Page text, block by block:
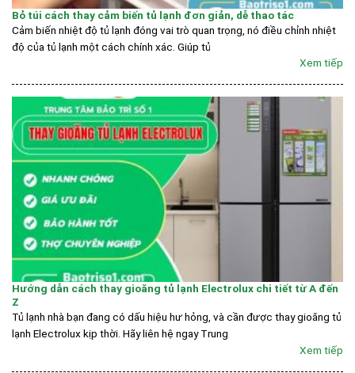
Bỏ túi cách thay cảm biến tủ lạnh đơn giản, dễ thao tác
Cảm biến nhiệt độ tủ lạnh đóng vai trò quan trọng, nó điều chỉnh nhiệt
độ của tủ lạnh một cách chính xác. Giúp tủ
Xem tiếp
Hướng dẫn cách thay gioăng tủ lạnh Electrolux chi tiết từ A đến
Z
Tủ lạnh nhà bạn đang có dấu hiệu hư hỏng, và cần được thay gioăng tủ
lạnh Electrolux kịp thời. Hãy liên hệ ngay Trung
Xem tiếp